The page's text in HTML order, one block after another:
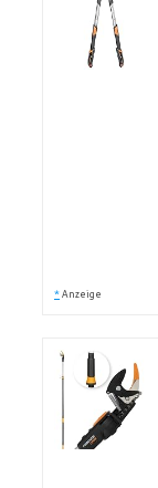
* Anzeige